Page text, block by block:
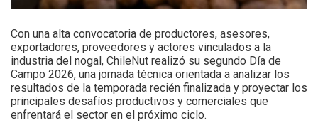
Con una alta convocatoria de productores, asesores,
exportadores, proveedores y actores vinculados a la
industria del nogal, ChileNut realizó su segundo Día de
Campo 2026, una jornada técnica orientada a analizar los
resultados de la temporada recién finalizada y proyectar los
principales desafíos productivos y comerciales que
enfrentará el sector en el próximo ciclo.